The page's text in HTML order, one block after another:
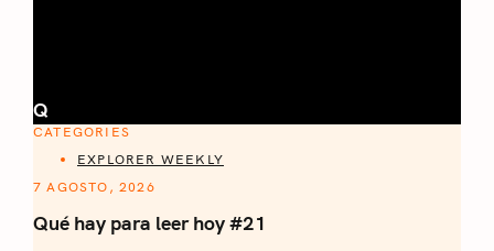
Q
CATEGORIES
EXPLORER WEEKLY
7 AGOSTO, 2026
Qué hay para leer hoy #21